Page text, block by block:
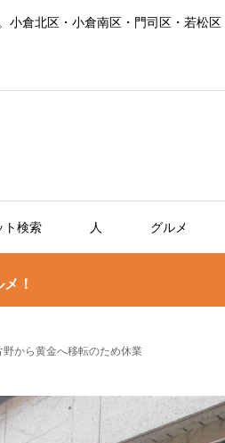
倉北区・小倉南区・門司区・若松
ト検索 人 グルメ
！
から黄金へ移転のため休業